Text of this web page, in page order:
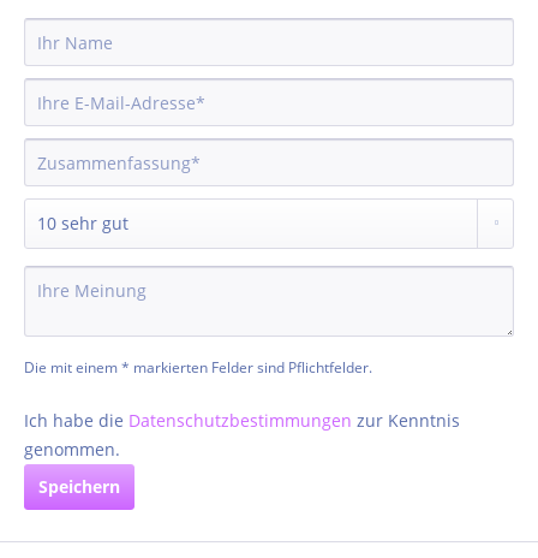
Die mit einem * markierten Felder sind Pflichtfelder.
Ich habe die Datenschutzbestimmungen zur Kenntnis
genommen.
Speichern